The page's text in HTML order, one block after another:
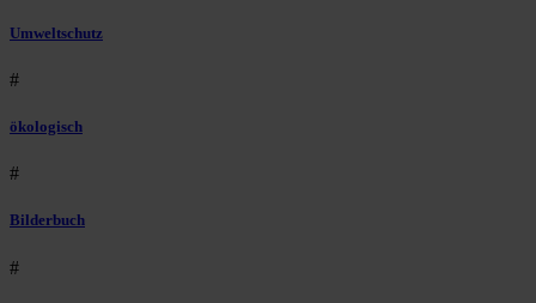
Umweltschutz
#
ökologisch
#
Bilderbuch
#